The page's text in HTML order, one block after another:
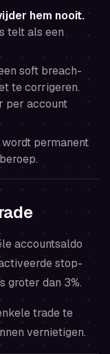
hem nooit.
telt als een
soft breach-
te corrigeren.
per account
permanent
accountsaldo
stop-
groter dan 3%.
trade te
vernietigen.